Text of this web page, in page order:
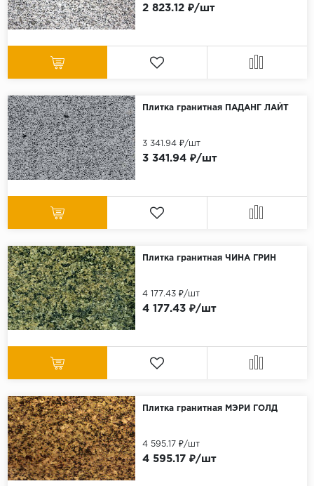
2 823.12 ₽/шт
Плитка гранитная ПАДАНГ ЛАЙТ
3 341.94 ₽/шт
3 341.94 ₽/шт
Плитка гранитная ЧИНА ГРИН
4 177.43 ₽/шт
4 177.43 ₽/шт
Плитка гранитная МЭРИ ГОЛД
4 595.17 ₽/шт
4 595.17 ₽/шт